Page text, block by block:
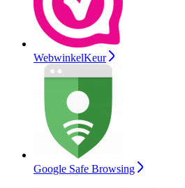
WebwinkelKeur
Google Safe Browsing